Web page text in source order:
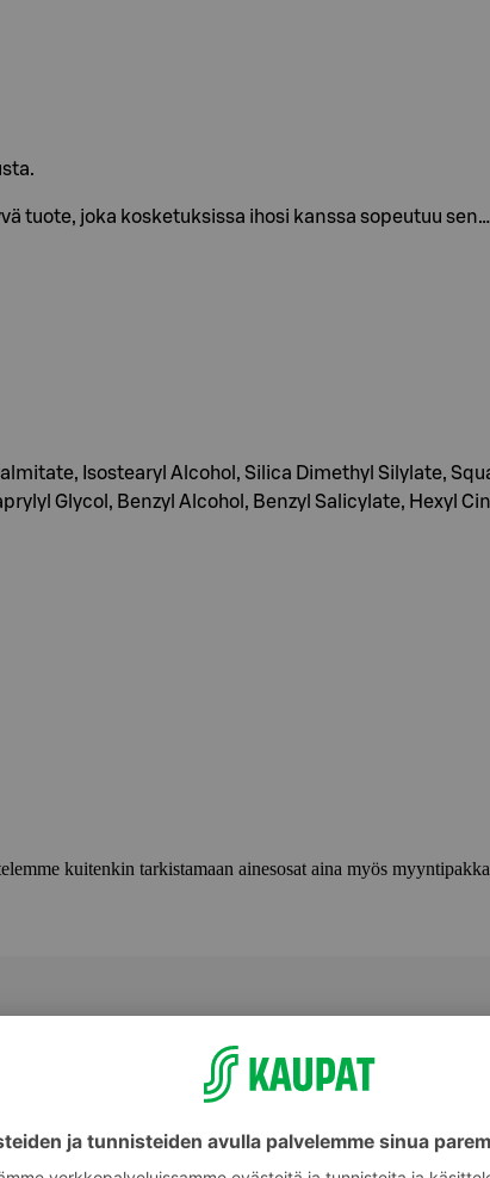
tuote, joka kosketuksissa ihosi kanssa sopeutuu sen…
Isostearyl Alcohol, Silica Dimethyl Silylate,
Glycol, Benzyl Alcohol, Benzyl Salicylate, Hexyl
kuitenkin tarkistamaan ainesosat aina myös